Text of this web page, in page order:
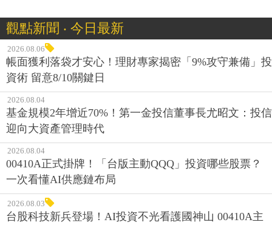
觀點新聞 ‧ 今日最新
2026.08.06
帳面獲利落袋才安心！理財專家揭密「9%攻守兼備」投
資術 留意8/10關鍵日
2026.08.04
基金規模2年增近70%！第一金投信董事長尤昭文：投信
迎向大資產管理時代
2026.08.04
00410A正式掛牌！「台版主動QQQ」投資哪些股票？
一次看懂AI供應鏈布局
2026.08.03
台股科技新兵登場！AI投資不光看護國神山 00410A主